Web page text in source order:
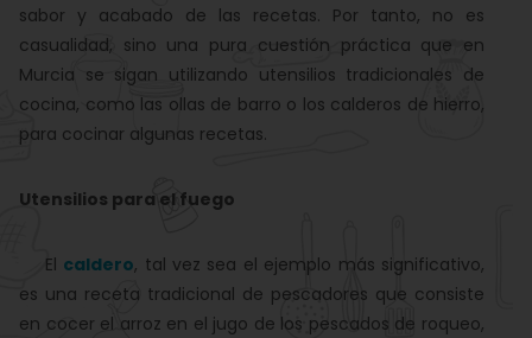
sabor y acabado de las recetas. Por tanto, no es
casualidad, sino una pura cuestión práctica que en
Murcia se sigan utilizando utensilios tradicionales de
cocina, como las ollas de barro o los calderos de hierro,
para cocinar algunas recetas.
Utensilios para el fuego
El caldero, tal vez sea el ejemplo más significativo,
es una receta tradicional de pescadores que consiste
en cocer el arroz en el jugo de los pescados de roqueo,